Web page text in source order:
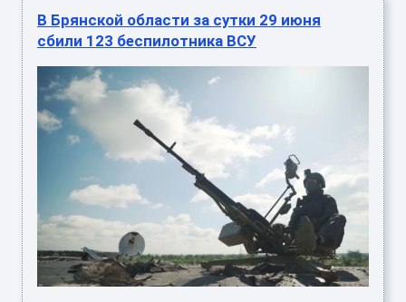
В Брянской области за сутки 29 июня
сбили 123 беспилотника ВСУ